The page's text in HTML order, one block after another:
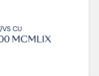
VS CU
MCMLIX